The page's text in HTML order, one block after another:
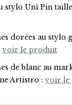
stylo Uni Pin
dorées au stylo
voir le produit
de blanc au
Artistro :voir le